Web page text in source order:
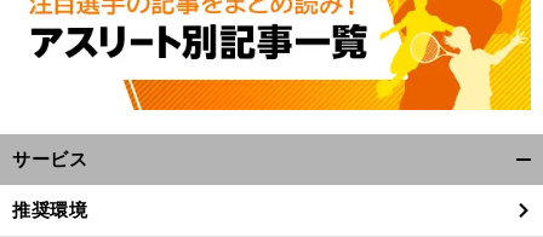
サービス
閉
推奨環境